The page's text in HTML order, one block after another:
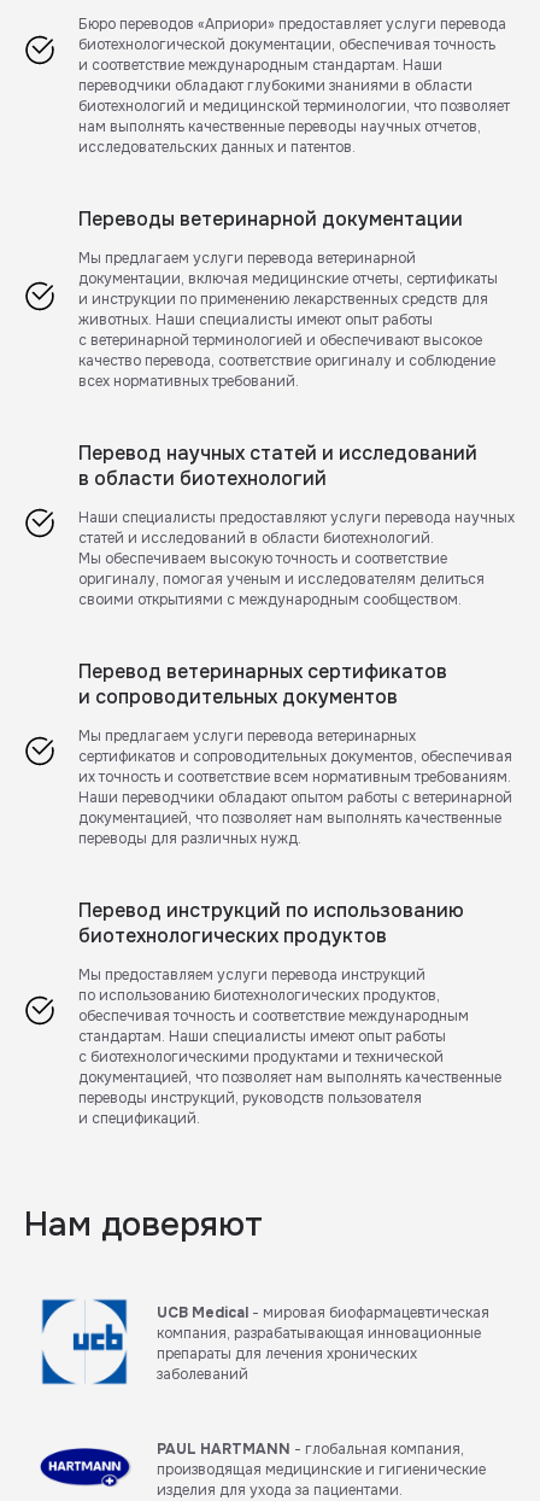
Бюро переводов «Априори» предоставляет услуги перевода
биотехнологической документации, обеспечивая точность
и соответствие международным стандартам. Наши
переводчики обладают глубокими знаниями в области
биотехнологий и медицинской терминологии, что позволяет
нам выполнять качественные переводы научных отчетов,
исследовательских данных и патентов.
Переводы ветеринарной документации
Мы предлагаем услуги перевода ветеринарной
документации, включая медицинские отчеты, сертификаты
и инструкции по применению лекарственных средств для
животных. Наши специалисты имеют опыт работы
с ветеринарной терминологией и обеспечивают высокое
качество перевода, соответствие оригиналу и соблюдение
всех нормативных требований.
Перевод научных статей и исследований
в области биотехнологий
Наши специалисты предоставляют услуги перевода научных
статей и исследований в области биотехнологий.
Мы обеспечиваем высокую точность и соответствие
оригиналу, помогая ученым и исследователям делиться
своими открытиями с международным сообществом.
Перевод ветеринарных сертификатов
и сопроводительных документов
Мы предлагаем услуги перевода ветеринарных
сертификатов и сопроводительных документов, обеспечивая
их точность и соответствие всем нормативным требованиям.
Наши переводчики обладают опытом работы с ветеринарной
документацией, что позволяет нам выполнять качественные
переводы для различных нужд.
Перевод инструкций по использованию
биотехнологических продуктов
Мы предоставляем услуги перевода инструкций
по использованию биотехнологических продуктов,
обеспечивая точность и соответствие международным
стандартам. Наши специалисты имеют опыт работы
с биотехнологическими продуктами и технической
документацией, что позволяет нам выполнять качественные
переводы инструкций, руководств пользователя
и спецификаций.
Нам доверяют
UCB Medical - мировая биофармацевтическая
компания, разрабатывающая инновационные
препараты для лечения хронических
заболеваний
PAUL HARTMANN - глобальная компания,
производящая медицинские и гигиенические
изделия для ухода за пациентами.